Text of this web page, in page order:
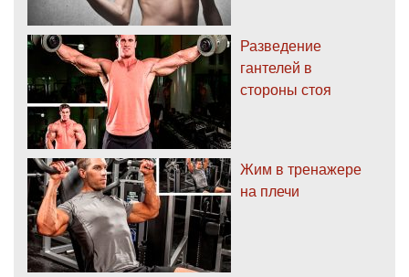
Разведение
гантелей в
стороны стоя
Жим в тренажере
на плечи